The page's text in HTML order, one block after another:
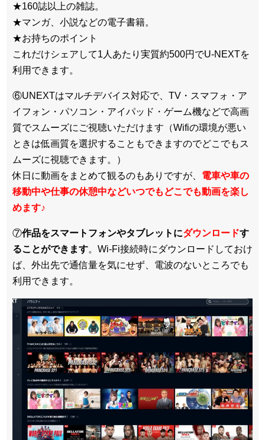
★160誌以上の雑誌。
★マンガ、小説などの電子書籍。
★お持ちのポイント
これだけシェアして1人あたり実質約500円でU-NEXTを
利用できます。
⑥UNEXTはマルチデバイス対応で、TV・スマフォ・ア
イフォン・パソコン・アイパッド・ゲーム機などで高画
質でスムーズにご視聴いただけます（Wifiの環境が悪い
ときは低画質を選択することもできますのでどこでもス
ムーズに視聴できます。）
休日に動画をまとめて観るのもありですが、 電車や車の
移動中や仕事の休憩中などいつでもどこでも動画を楽し
めます♪
⑦作品をスマートフォンやタブレットにダウンロードす
ることができます。Wi-Fi接続時にダウンロードしておけ
ば、外出先で通信量を気にせず、電波のないところでも
利用できます。